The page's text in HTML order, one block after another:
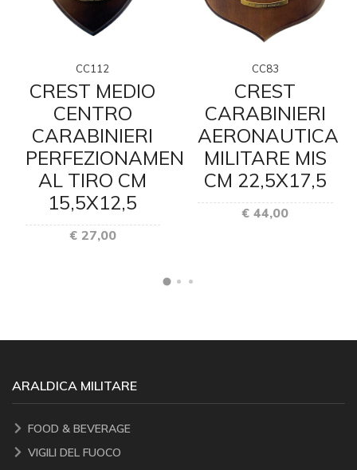
CC112
CREST MEDIO
CENTRO
CARABINIERI
PERFEZIONAMENTO
AL TIRO CM
15,5X12,5
€ 27,00
CC83
CREST
CARABINIERI
AERONAUTICA
MILITARE MIS
CM 22,5X17,5
€ 44,00
ARALDICA MILITARE
FOOD & BEVERAGE
VIGILI DEL FUOCO